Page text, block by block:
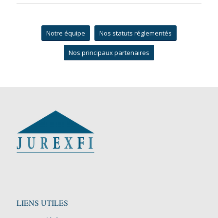
Notre équipe Nos statuts réglementés
Nos principaux partenaires
LIENS UTILES